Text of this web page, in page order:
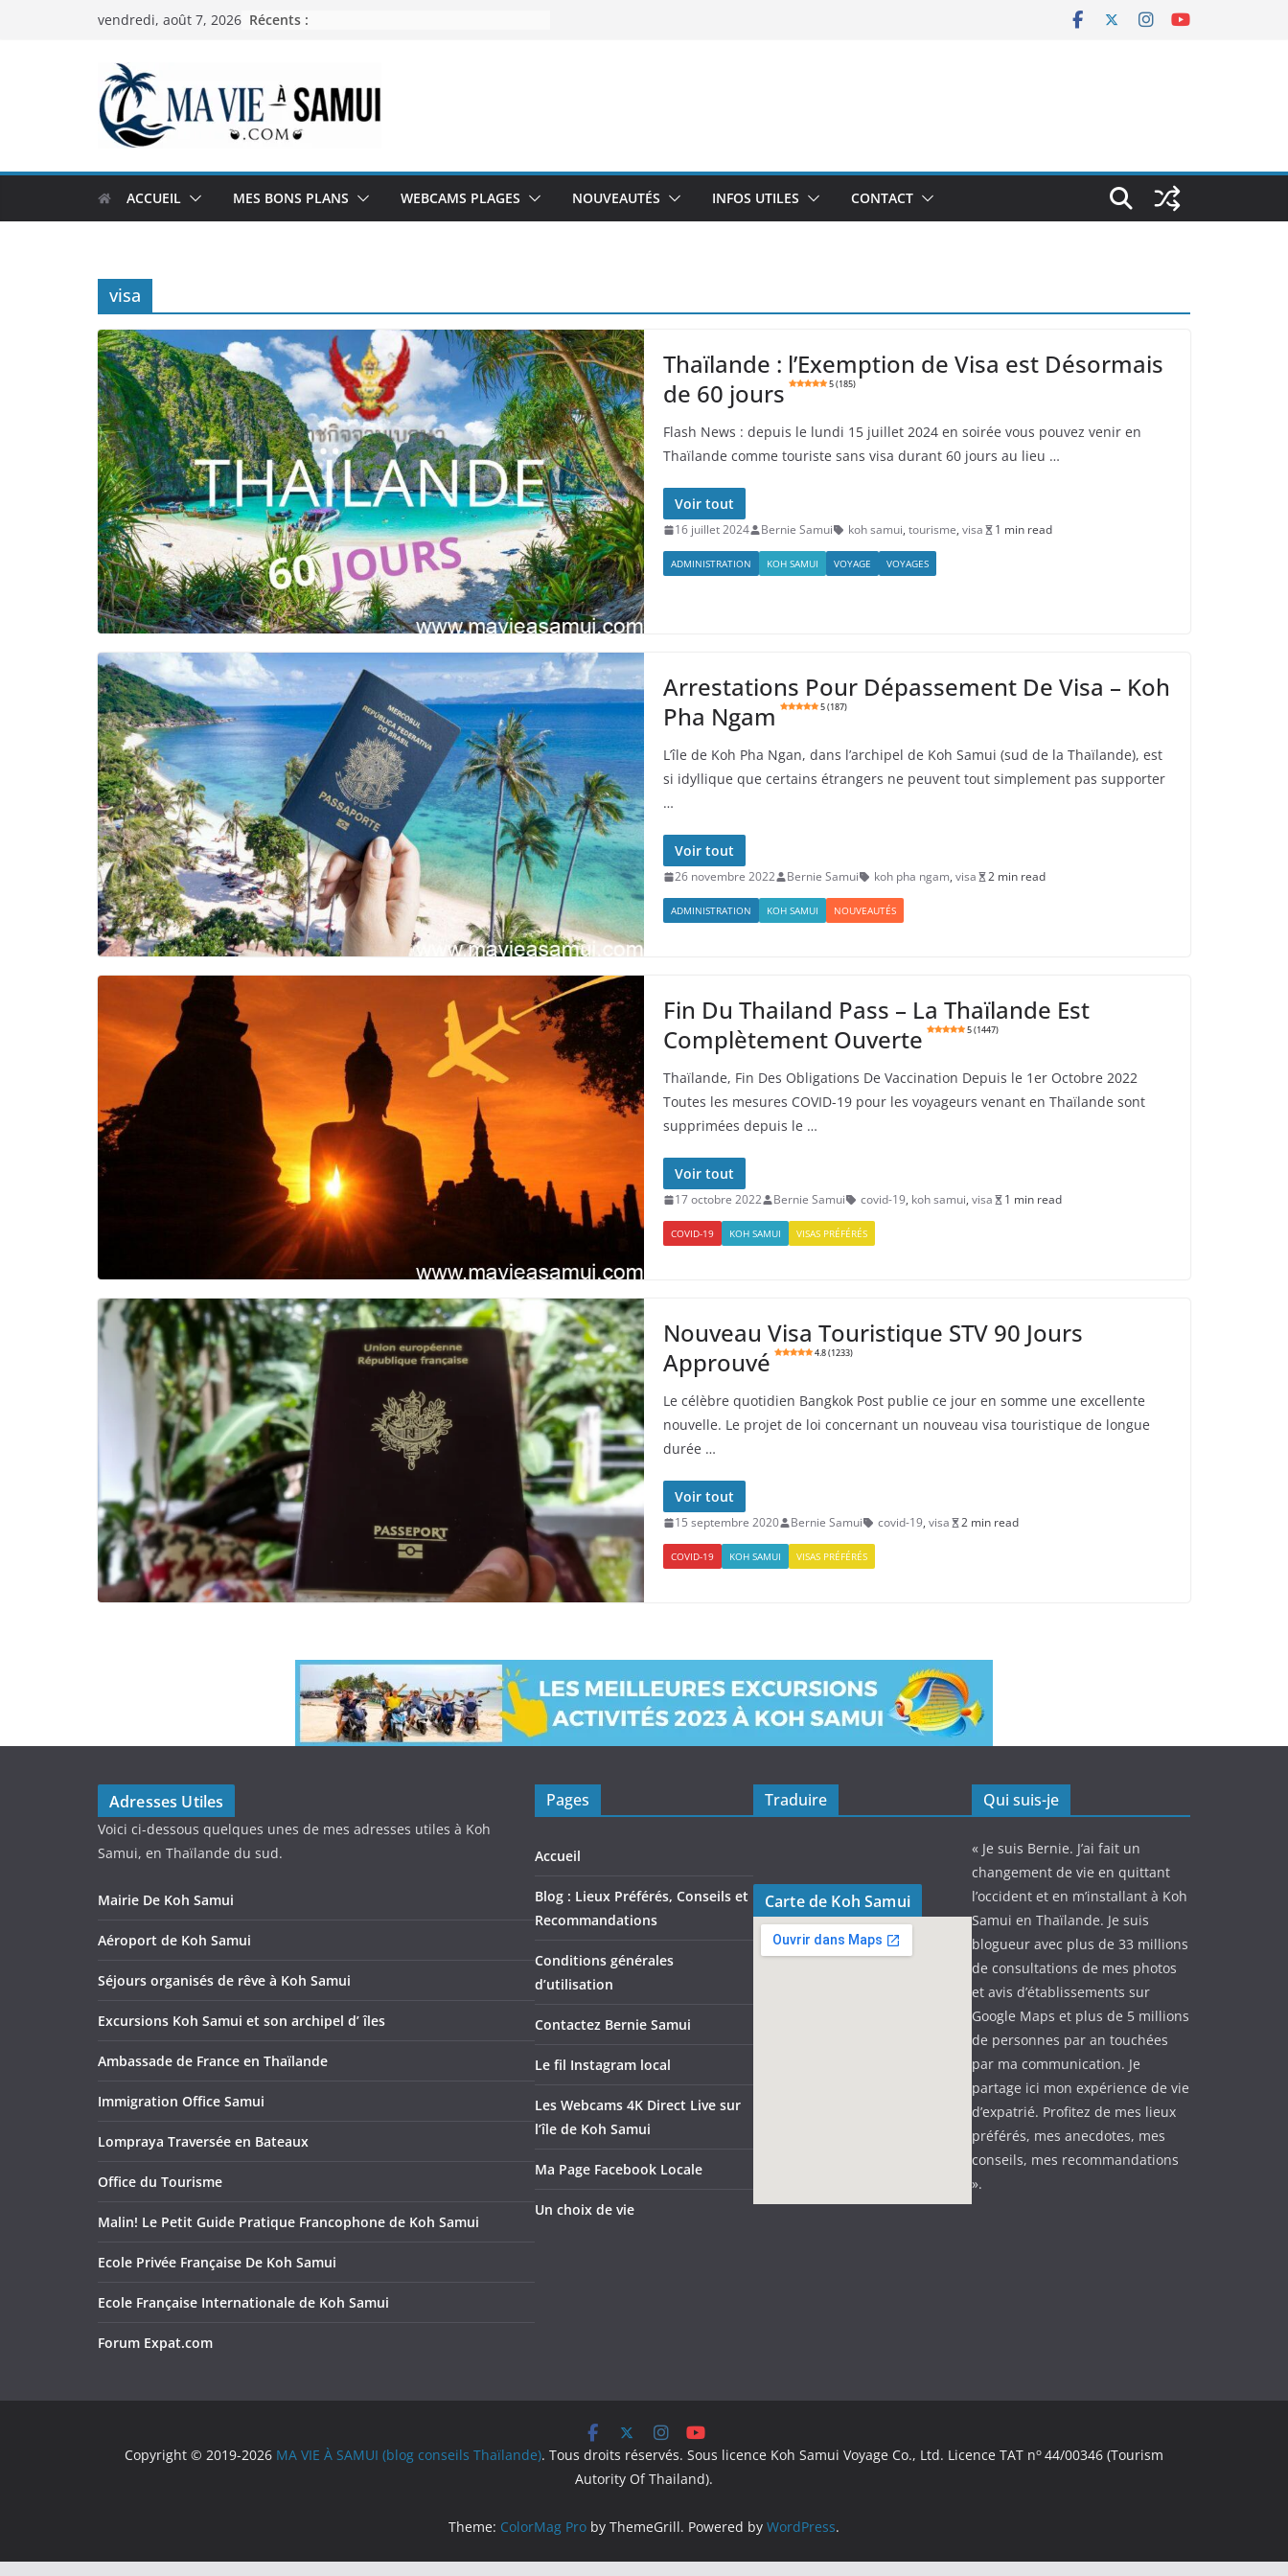
vendredi, août 7, 2026 Récents :
ACCUEIL MES BONS PLANS WEBCAMS PLAGES NOUVEAUTÉS INFOS UTILES CONTACT
visa
Thaïlande : l’Exemption de Visa est Désormais
de 60 jours
5 (185)
Flash News : depuis le lundi 15 juillet 2024 en soirée vous pouvez venir en
Thaïlande comme touriste sans visa durant 60 jours au lieu …
Voir tout
16 juillet 2024 Bernie Samui koh samui, tourisme, visa 1 min read
ADMINISTRATION KOH SAMUI VOYAGE VOYAGES
Arrestations Pour Dépassement De Visa – Koh
Pha Ngam
5 (187)
L’île de Koh Pha Ngan, dans l’archipel de Koh Samui (sud de la Thaïlande), est
si idyllique que certains étrangers ne peuvent tout simplement pas supporter
…
Voir tout
26 novembre 2022 Bernie Samui koh pha ngam, visa 2 min read
ADMINISTRATION KOH SAMUI NOUVEAUTÉS
Fin Du Thailand Pass – La Thaïlande Est
Complètement Ouverte
5 (1447)
Thaïlande, Fin Des Obligations De Vaccination Depuis le 1er Octobre 2022
Toutes les mesures COVID-19 pour les voyageurs venant en Thaïlande sont
supprimées depuis le …
Voir tout
17 octobre 2022 Bernie Samui covid-19, koh samui, visa 1 min read
COVID-19 KOH SAMUI VISAS PRÉFÉRÉS
Nouveau Visa Touristique STV 90 Jours
Approuvé
4.8 (1233)
Le célèbre quotidien Bangkok Post publie ce jour en somme une excellente
nouvelle. Le projet de loi concernant un nouveau visa touristique de longue
durée …
Voir tout
15 septembre 2020 Bernie Samui covid-19, visa 2 min read
COVID-19 KOH SAMUI VISAS PRÉFÉRÉS
Adresses Utiles
Voici ci-dessous quelques unes de mes adresses utiles à Koh
Samui, en Thaïlande du sud.
Mairie De Koh Samui
Aéroport de Koh Samui
Séjours organisés de rêve à Koh Samui
Excursions Koh Samui et son archipel d’ îles
Ambassade de France en Thaïlande
Immigration Office Samui
Lompraya Traversée en Bateaux
Office du Tourisme
Malin! Le Petit Guide Pratique Francophone de Koh Samui
Ecole Privée Française De Koh Samui
Ecole Française Internationale de Koh Samui
Forum Expat.com
Pages
Accueil
Blog : Lieux Préférés, Conseils et
Recommandations
Conditions générales
d’utilisation
Contactez Bernie Samui
Le fil Instagram local
Les Webcams 4K Direct Live sur
l’île de Koh Samui
Ma Page Facebook Locale
Un choix de vie
Traduire
Carte de Koh Samui
Qui suis-je
« Je suis Bernie. J’ai fait un
changement de vie en quittant
l’occident et en m’installant à Koh
Samui en Thaïlande. Je suis
blogueur avec plus de 33 millions
de consultations de mes photos
et avis d’établissements sur
Google Maps et plus de 5 millions
de personnes par an touchées
par ma communication. Je
partage ici mon expérience de vie
d’expatrié. Profitez de mes lieux
préférés, mes anecdotes, mes
conseils, mes recommandations
».
Copyright © 2019-2026 MA VIE À SAMUI (blog conseils Thaïlande). Tous droits réservés. Sous licence Koh Samui Voyage Co., Ltd. Licence TAT no 44/00346 (Tourism
Autority Of Thailand).
Theme: ColorMag Pro by ThemeGrill. Powered by WordPress.